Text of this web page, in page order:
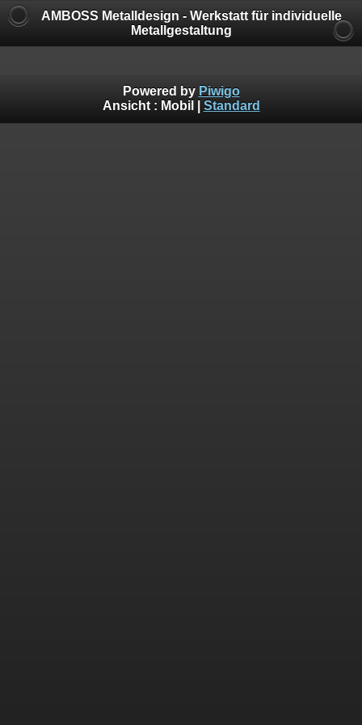
AMBOSS Metalldesign - Werkstatt für individuelle
Metallgestaltung
Powered by Piwigo
Ansicht : Mobil Standard